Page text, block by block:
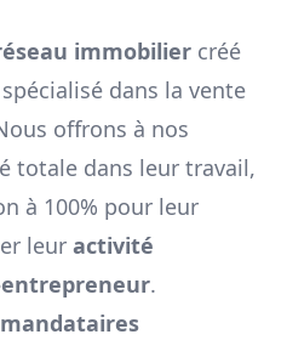
immobilier créé
dans la vente
offrons à nos
totale dans leur travail,
à 100% pour leur
leur activité
.
mandataires